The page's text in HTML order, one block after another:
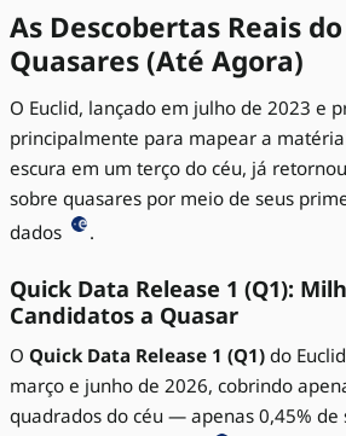
As Descobertas Reais
Quasares (Até Agora)
O Euclid, lançado em julho de 2023 e
principalmente para mapear a
escura em um terço do céu, já
sobre quasares por meio de seus
dados
.
Quick Data Release 1 (Q1):
Candidatos a Quasar
O Quick Data Release 1 (Q1) do
março e junho de 2026, cobrindo
quadrados do céu — apenas 0,45% de